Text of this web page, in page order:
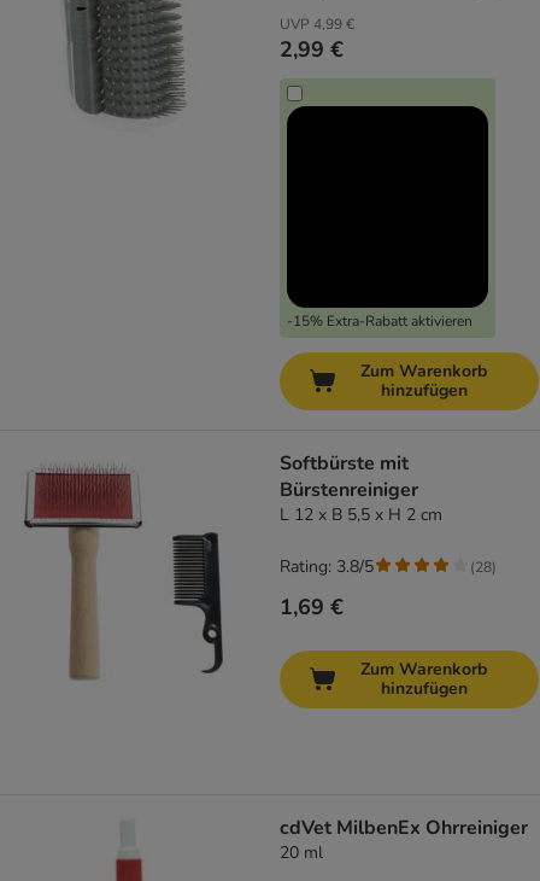
UVP 4,99 €
2,99 €
-15% Extra-Rabatt aktivieren
Zum Warenkorb
hinzufügen
Softbürste mit
Bürstenreiniger
L 12 x B 5,5 x H 2 cm
1,69 €
Rating: 3.8/5 (28)
Zum Warenkorb
hinzufügen
cdVet MilbenEx Ohrreiniger
20 ml